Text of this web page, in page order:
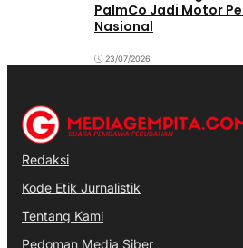
PalmCo Jadi Motor
Nasional
23/07/2026
Redaksi
Kode Etik Jurnalistik
Tentang Kami
Pedoman Media Siber